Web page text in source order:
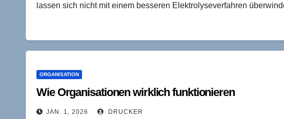
lassen sich nicht mit einem besseren Elektrolyseverfahren
ORGANISATION
Wie Organisationen wirklich funktionieren
JAN. 1, 2026 DRUCKER